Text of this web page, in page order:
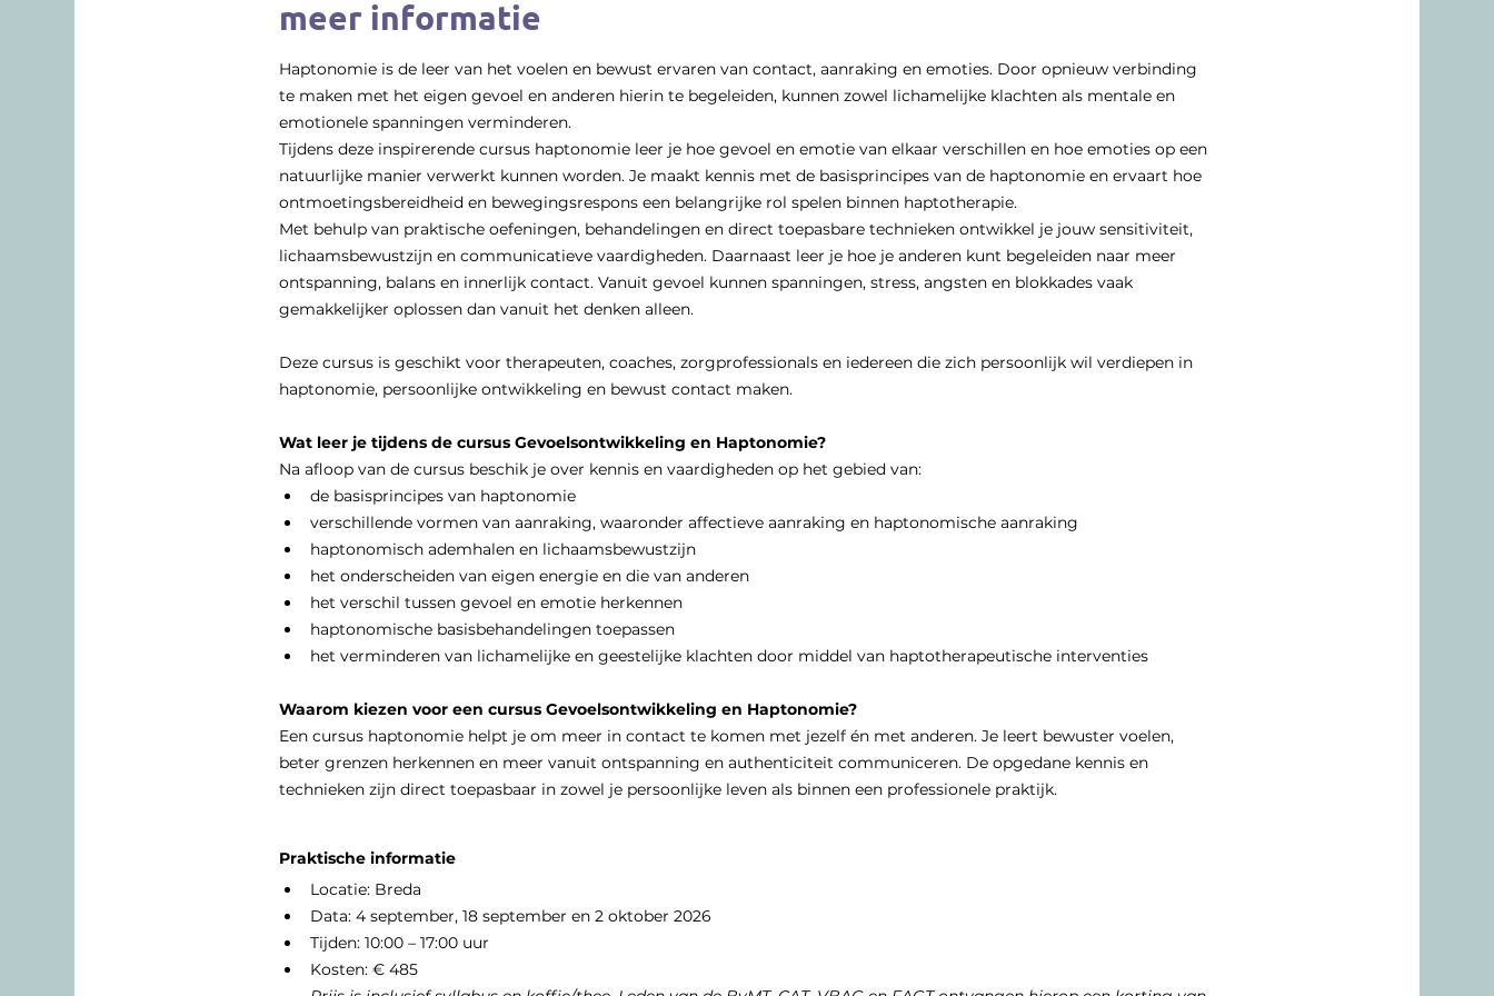
meer informatie
Haptonomie is de leer van het voelen en bewust ervaren van contact, aanraking en emoties. Door opnieuw verbinding
te maken met het eigen gevoel en anderen hierin te begeleiden, kunnen zowel lichamelijke klachten als mentale en
emotionele spanningen verminderen.
Tijdens deze inspirerende cursus haptonomie leer je hoe gevoel en emotie van elkaar verschillen en hoe emoties op een
natuurlijke manier verwerkt kunnen worden. Je maakt kennis met de basisprincipes van de haptonomie en ervaart hoe
ontmoetingsbereidheid en bewegingsrespons een belangrijke rol spelen binnen haptotherapie.
Met behulp van praktische oefeningen, behandelingen en direct toepasbare technieken ontwikkel je jouw sensitiviteit,
lichaamsbewustzijn en communicatieve vaardigheden. Daarnaast leer je hoe je anderen kunt begeleiden naar meer
ontspanning, balans en innerlijk contact. Vanuit gevoel kunnen spanningen, stress, angsten en blokkades vaak
gemakkelijker oplossen dan vanuit het denken alleen.
Deze cursus is geschikt voor therapeuten, coaches, zorgprofessionals en iedereen die zich persoonlijk wil verdiepen in
haptonomie, persoonlijke ontwikkeling en bewust contact maken.
Wat leer je tijdens de cursus Gevoelsontwikkeling en Haptonomie?
Na afloop van de cursus beschik je over kennis en vaardigheden op het gebied van:
de basisprincipes van haptonomie
verschillende vormen van aanraking, waaronder affectieve aanraking en haptonomische aanraking
haptonomisch ademhalen en lichaamsbewustzijn
het onderscheiden van eigen energie en die van anderen
het verschil tussen gevoel en emotie herkennen
haptonomische basisbehandelingen toepassen
het verminderen van lichamelijke en geestelijke klachten door middel van haptotherapeutische interventies
Waarom kiezen voor een cursus Gevoelsontwikkeling en Haptonomie?
Een cursus haptonomie helpt je om meer in contact te komen met jezelf én met anderen. Je leert bewuster voelen,
beter grenzen herkennen en meer vanuit ontspanning en authenticiteit communiceren. De opgedane kennis en
technieken zijn direct toepasbaar in zowel je persoonlijke leven als binnen een professionele praktijk.
Praktische informatie
Locatie: Breda
Data: 4 september, 18 september en 2 oktober 2026
Tijden: 10:00 – 17:00 uur
Kosten: € 485